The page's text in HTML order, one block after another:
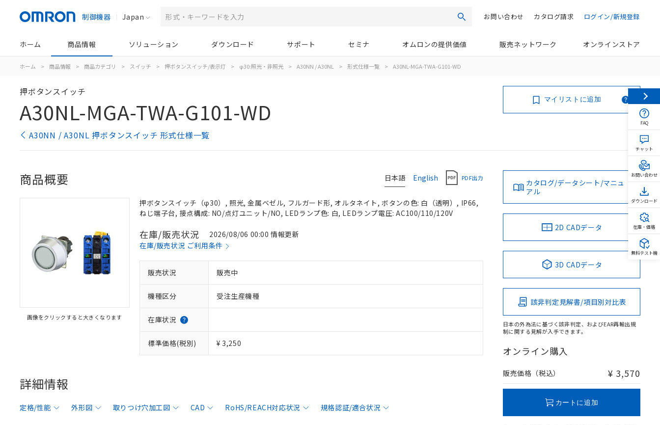
制御機器 Japan 検索 ログイン/新規登録
カタログ請求
お問い合わせ
ホーム 商品情報 ソリューション ダウンロード サポート セミナ オムロンの提供価値 販売ネットワーク オンラインストア
ホーム > 商品情報 > 商品カテゴリ > スイッチ > 押ボタンスイッチ/表示灯 > φ30:照光・非照光 > A30NN / A30NL > 形式仕様一覧 > A30NL-MGA-TWA-G101-WD
押ボタンスイッチ
A30NL-MGA-TWA-G101-WD
A30NN / A30NL 押ボタンスイッチ 形式仕様一覧
マイリストに追加
日本語 English PDF出力
商品概要
画像をクリックすると大きくなります
押ボタンスイッチ（φ30）, 照光, 金属ベゼル, フルガード形, オルタネイト, ボタンの色: 白（透明）, IP66,
ねじ端子台, 接点構成: NO/点灯ユニット/NO, LEDランプ色: 白, LEDランプ電圧: AC100/110/120V
在庫/販売状況
2026/08/06 00:00 情報更新
在庫/販売状況 ご利用条件
販売状況 販売中
機種区分 受注生産機種
在庫状況
標準価格(税別) ¥ 3,250
詳細情報
定格/性能 外形図 取りつけ穴加工図 CAD RoHS/REACH対応状況 規格認証/適合状況
カタログ/データシート/マニュ
アル
2D CADデータ
3D CADデータ
該非判定見解書/項目別対比表
日本の外為法に基づく該非判定、およびEAR再輸出規
制に関する見解が入手できます。
オンライン購入
販売価格（税込） ¥ 3,570
カートに追加
FAQ
チャット
お問い合わせ
ダウンロード
在庫・価格
無料テスト機